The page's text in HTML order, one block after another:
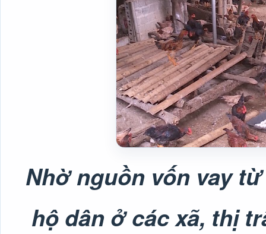
Nhờ nguồn vốn vay
hộ dân ở các xã, thị